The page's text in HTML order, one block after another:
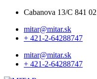
Cabanova 13/C 841
mitar@mitar.sk
+ 421-2-64288747
mitar@mitar.sk
+ 421-2-64288747